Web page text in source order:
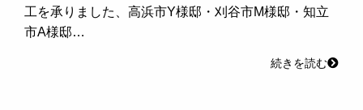
工を承りました、高浜市Y様邸・刈谷市M様邸・知立
市A様邸…
続きを読む